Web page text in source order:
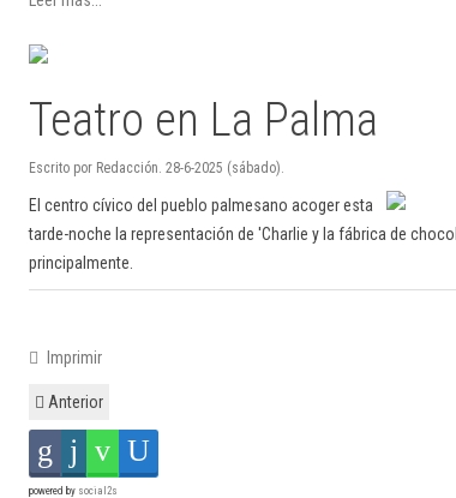
Teatro en La Palma
Escrito por Redacción. 28-6-2025 (sábado).
El centro cívico del pueblo palmesano acoger esta
tarde-noche la representación de 'Charlie y la fábrica de
principalmente.
Imprimir
Anterior
powered by social2s